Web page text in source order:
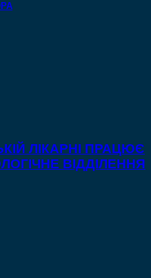
ЛІКАРНІ ПРАЦЮЄ
ВІДДІЛЕННЯ